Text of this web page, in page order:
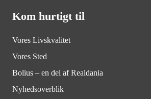
Kom hurtigt til
Vores Livskvalitet
Vores Sted
Bolius – en del af Realdania
Nyhedsoverblik